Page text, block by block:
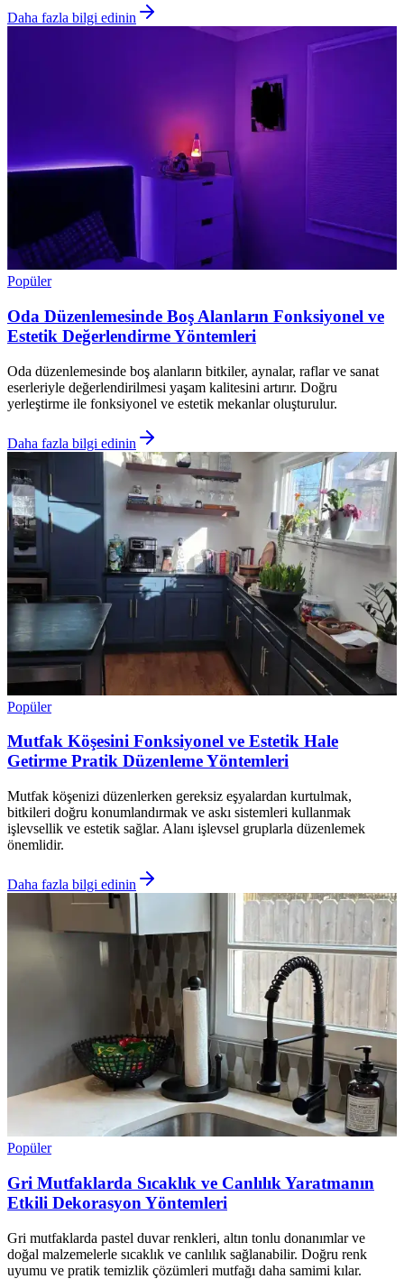
Daha fazla bilgi edinin
Popüler
Oda Düzenlemesinde Boş Alanların Fonksiyonel ve
Estetik Değerlendirme Yöntemleri
Oda düzenlemesinde boş alanların bitkiler, aynalar, raflar ve sanat
eserleriyle değerlendirilmesi yaşam kalitesini artırır. Doğru
yerleştirme ile fonksiyonel ve estetik mekanlar oluşturulur.
Daha fazla bilgi edinin
Popüler
Mutfak Köşesini Fonksiyonel ve Estetik Hale
Getirme Pratik Düzenleme Yöntemleri
Mutfak köşenizi düzenlerken gereksiz eşyalardan kurtulmak,
bitkileri doğru konumlandırmak ve askı sistemleri kullanmak
işlevsellik ve estetik sağlar. Alanı işlevsel gruplarla düzenlemek
önemlidir.
Daha fazla bilgi edinin
Popüler
Gri Mutfaklarda Sıcaklık ve Canlılık Yaratmanın
Etkili Dekorasyon Yöntemleri
Gri mutfaklarda pastel duvar renkleri, altın tonlu donanımlar ve
doğal malzemelerle sıcaklık ve canlılık sağlanabilir. Doğru renk
uyumu ve pratik temizlik çözümleri mutfağı daha samimi kılar.